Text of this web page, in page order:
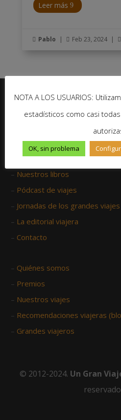
Leer más
 Pablo |  Feb 23, 2024 | 
No te pierdas ninguna
– Nuestros libros
– Pódcast de viajes
– Jornadas de los grandes viajes
– La editorial viajera
– Contacto
– Quiénes somos
– Premios
– Nuestros viajes
– Recomendaciones viajeras
– Grandes viajeros
© 2012-2024. Un Gran
NOTA A LOS USUARIOS:
estadísticos como casi
OK, sin problema